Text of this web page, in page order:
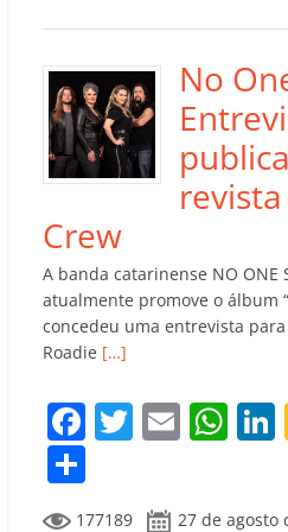
b
o
o
k
A
p
p
p
ar
til
h
ar
No
Crew
A banda catarinense NO ONE
atualmente promove o álbum
concedeu uma entrevista
Roadie […]
F T
itt
E W
o
177189 27 de agosto